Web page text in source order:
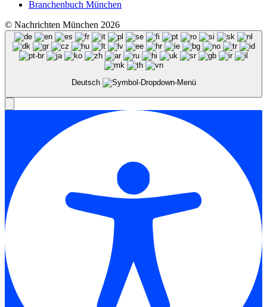
Branchenbuch München
© Nachrichten München 2026
Deutsch